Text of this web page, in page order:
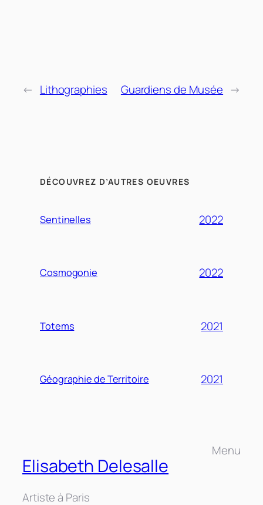
← Lithographies Guardiens de Musée →
DÉCOUVREZ D’AUTRES OEUVRES
Sentinelles 2022
Cosmogonie 2022
Totems 2021
Géographie de Territoire 2021
Elisabeth Delesalle
Artiste à Paris
Menu